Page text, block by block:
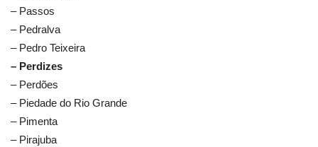
– Passos
– Pedralva
– Pedro Teixeira
– Perdizes
– Perdões
– Piedade do Rio Grande
– Pimenta
– Pirajuba